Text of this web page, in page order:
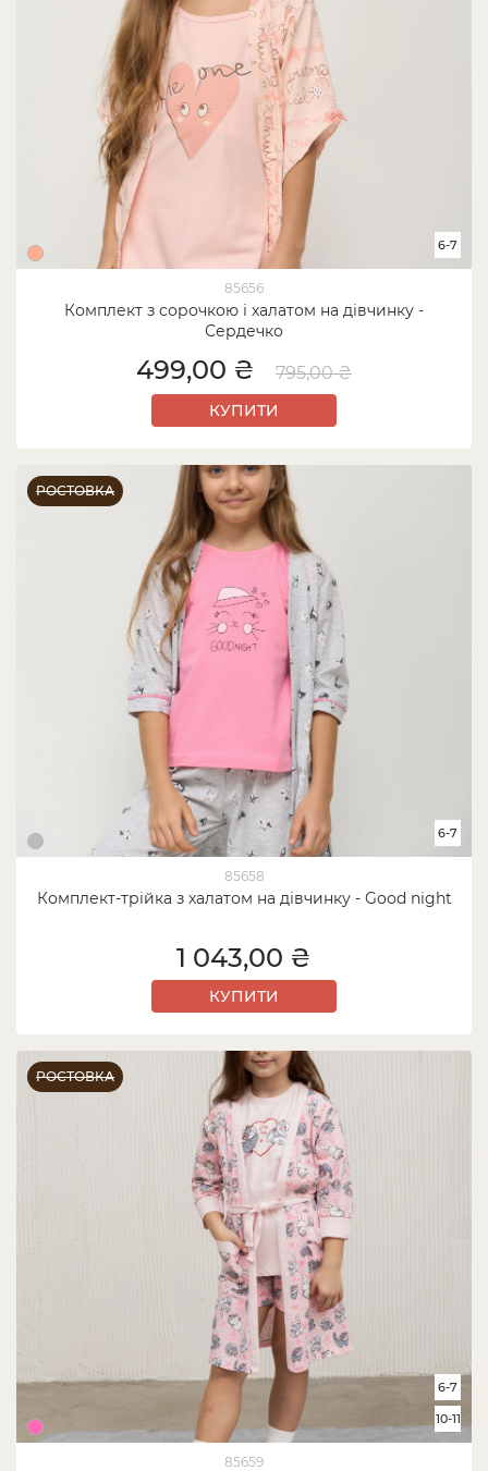
85656
Комплект з сорочкою і халатом на дівчинку -
Сердечко
6-7
499,00 ₴ 795,00 ₴
КУПИТИ
РОСТОВКА
85658
Комплект-трійка з халатом на дівчинку - Good night
6-7
1 043,00 ₴
КУПИТИ
РОСТОВКА
85659
6-7
10-11